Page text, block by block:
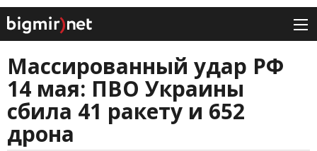
Массированный удар РФ
14 мая: ПВО Украины
сбила 41 ракету и 652
дрона